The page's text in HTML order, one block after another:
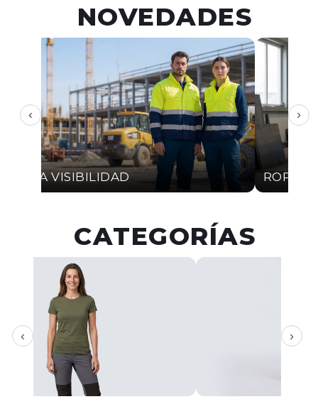
NOVEDADES
‹
ALTA VISIBILIDAD ROPA
›
CATEGORÍAS
‹ ›